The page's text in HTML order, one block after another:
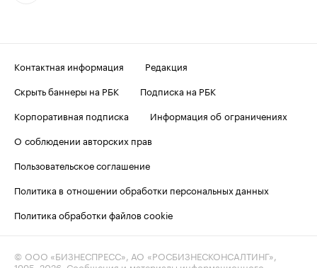
Контактная информация
Редакция
Скрыть баннеры на РБК
Подписка на РБК
Корпоративная подписка
Информация об ограничениях
О соблюдении авторских прав
Пользовательское соглашение
Политика в отношении обработки персональных данных
Политика обработки файлов cookie
© ООО «БИЗНЕСПРЕСС», АО «РОСБИЗНЕСКОНСАЛТИНГ»,